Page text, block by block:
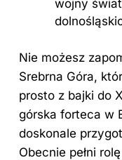
wojny
Nie możesz
Srebrna Góra,
prosto z bajki do
górska forteca w
doskonale
Obecnie pełni